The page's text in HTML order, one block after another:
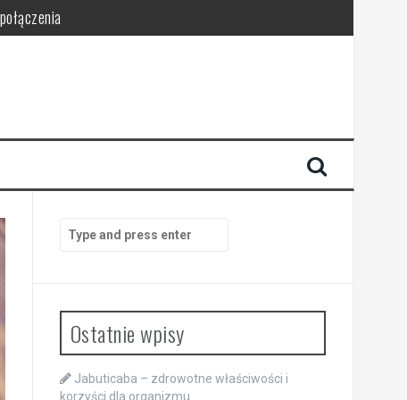
for:
Ostatnie wpisy
Jabuticaba – zdrowotne właściwości i
korzyści dla organizmu